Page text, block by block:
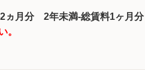
ヵ月分 2年未満-総賃料1ヶ月分
。